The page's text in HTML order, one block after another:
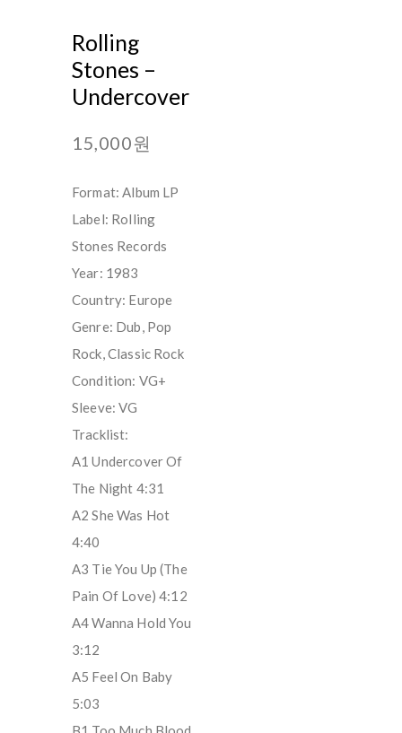
Rolling
Stones ‎–
Undercover
15,000원
Format: Album LP
Label: Rolling
Stones Records
Year: 1983
Country: Europe
Genre: Dub, Pop
Rock, Classic Rock
Condition: VG+
Sleeve: VG
Tracklist:
A1 Undercover Of
The Night 4:31
A2 She Was Hot
4:40
A3 Tie You Up (The
Pain Of Love) 4:12
A4 Wanna Hold You
3:12
A5 Feel On Baby
5:03